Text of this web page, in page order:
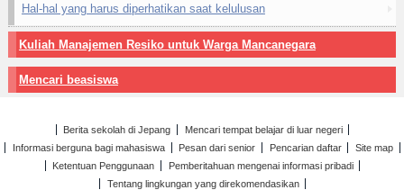
Hal-hal yang harus diperhatikan saat kelulusan
Kuliah Manajemen Resiko untuk Warga Mancanegara
Mencari beasiswa
Berita sekolah di Jepang
Mencari tempat belajar di luar negeri
Informasi berguna bagi mahasiswa
Pesan dari senior Pencarian daftar
Site map
Ketentuan Penggunaan
Pemberitahuan mengenai informasi pribadi
Tentang lingkungan yang direkomendasikan